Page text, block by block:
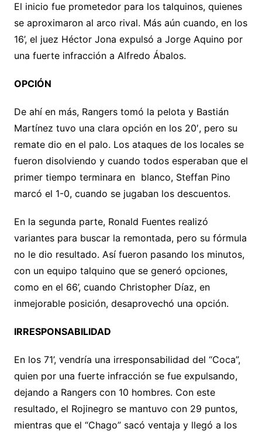
El inicio fue prometedor para los talquinos, quienes
se aproximaron al arco rival. Más aún cuando, en los
16’, el juez Héctor Jona expulsó a Jorge Aquino por
una fuerte infracción a Alfredo Ábalos.
OPCIÓN
De ahí en más, Rangers tomó la pelota y Bastián
Martínez tuvo una clara opción en los 20′, pero su
remate dio en el palo. Los ataques de los locales se
fueron disolviendo y cuando todos esperaban que el
primer tiempo terminara en blanco, Steffan Pino
marcó el 1-0, cuando se jugaban los descuentos.
En la segunda parte, Ronald Fuentes realizó
variantes para buscar la remontada, pero su fórmula
no le dio resultado. Así fueron pasando los minutos,
con un equipo talquino que se generó opciones,
como en el 66’, cuando Christopher Díaz, en
inmejorable posición, desaprovechó una opción.
IRRESPONSABILIDAD
En los 71’, vendría una irresponsabilidad del “Coca”,
quien por una fuerte infracción se fue expulsando,
dejando a Rangers con 10 hombres. Con este
resultado, el Rojinegro se mantuvo con 29 puntos,
mientras que el “Chago” sacó ventaja y llegó a los